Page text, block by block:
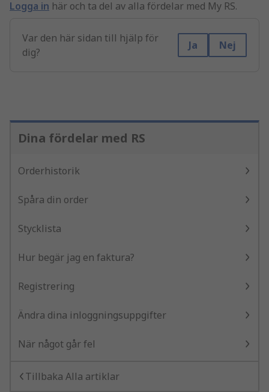
Logga in här och ta del av alla fördelar med My RS.
Var den här sidan till hjälp för
dig?
Ja Nej
Dina fördelar med RS
Orderhistorik
Spåra din order
Stycklista
Hur begär jag en faktura?
Registrering
Ändra dina inloggningsuppgifter
När något går fel
Tillbaka Alla artiklar